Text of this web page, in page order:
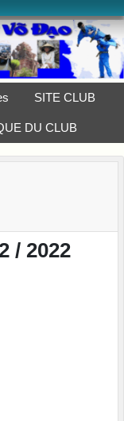
SITE CLUB
DU CLUB
/ 2022